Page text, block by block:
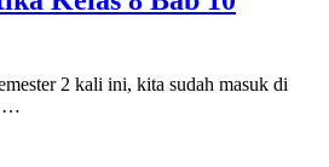
2 kali ini, kita sudah masuk di
…